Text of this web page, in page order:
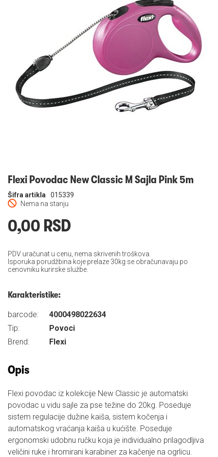
Flexi Povodac New Classic M Sajla Pink 5m
Nema na stanju
Šifra artikla 015339
0,00 RSD
PDV uračunat u cenu, nema skrivenih troškova.
Isporuka porudžbina koje prelaze 30kg se obračunavaju po
cenovniku kurirske službe.
Karakteristike:
barcode:
4000498022634
Tip:
Povoci
Brend:
Flexi
Opis
Flexi povodac iz kolekcije New Classic je automatski
povodac u vidu sajle za pse težine do 20kg. Poseduje
sistem regulacije dužine kaiša, sistem kočenja i
automatskog vraćanja kaiša u kućište. Poseduje
ergonomski udobnu ručku koja je individualno prilagodljiva
veličini ruke i hromirani karabiner za kačenje na ogrlicu.